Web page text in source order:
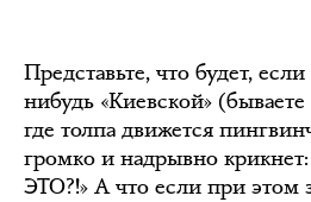
Представьте, что будет,
нибудь «Киевской»
где толпа движется
громко и надрывно
ЭТО?!» А что если при этом